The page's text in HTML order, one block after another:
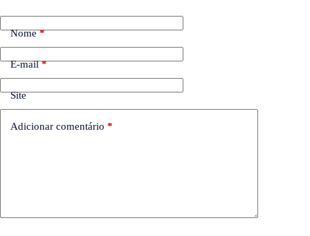
Nome*
E-mail*
Site
Adicionar comentário *